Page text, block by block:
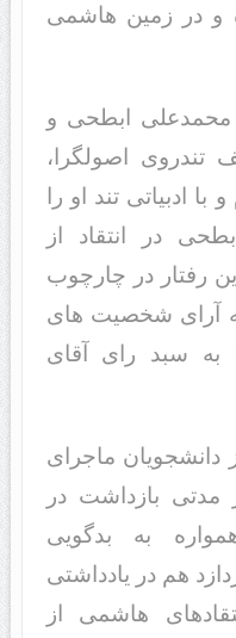
و در زمین هاشمی
محمدعلی ابطحی و
اصولگرا،
ادبیاتی تند او را
در انتقاد از
رفتار در چارچوب
آرای شخصیت های
به سبد رای آقای
دانشجویان ماجرای
بازداشت در
به بدگویی
هم در یادداشتی
هاشمی از